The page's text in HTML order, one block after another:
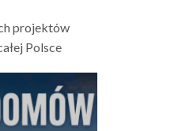
projektów
Polsce